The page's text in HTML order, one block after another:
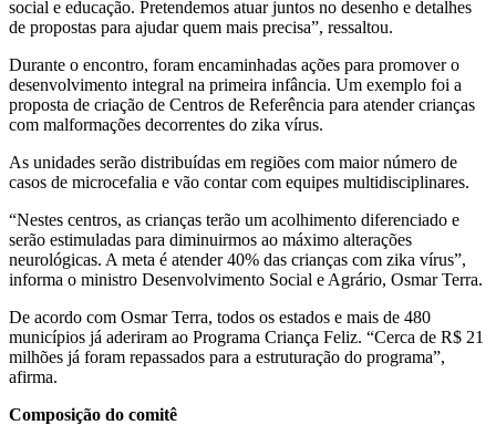
social e educação. Pretendemos atuar juntos no desenho e detalhes
de propostas para ajudar quem mais precisa”, ressaltou.
Durante o encontro, foram encaminhadas ações para promover o
desenvolvimento integral na primeira infância. Um exemplo foi a
proposta de criação de Centros de Referência para atender crianças
com malformações decorrentes do zika vírus.
As unidades serão distribuídas em regiões com maior número de
casos de microcefalia e vão contar com equipes multidisciplinares.
“Nestes centros, as crianças terão um acolhimento diferenciado e
serão estimuladas para diminuirmos ao máximo alterações
neurológicas. A meta é atender 40% das crianças com zika vírus”,
informa o ministro Desenvolvimento Social e Agrário, Osmar Terra.
De acordo com Osmar Terra, todos os estados e mais de 480
municípios já aderiram ao Programa Criança Feliz. “Cerca de R$ 21
milhões já foram repassados para a estruturação do programa”,
afirma.
Composição do comitê